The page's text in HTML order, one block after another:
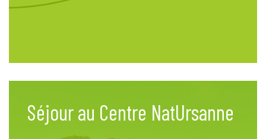
Séjour au Centre NatUrsanne